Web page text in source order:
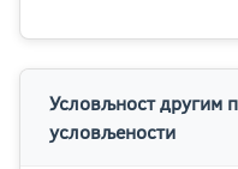
Условљност другим
условљености